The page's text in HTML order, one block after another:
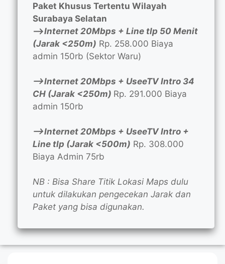
Paket Khusus Tertentu Wilayah
Surabaya Selatan
—>Internet 20Mbps + Line tlp 50 Menit
(Jarak <250m) Rp. 258.000 Biaya
admin 150rb (Sektor Waru)
—>Internet 20Mbps + UseeTV Intro 34
CH (Jarak <250m) Rp. 291.000 Biaya
admin 150rb
—>Internet 20Mbps + UseeTV Intro +
Line tlp (Jarak <500m) Rp. 308.000
Biaya Admin 75rb
NB : Bisa Share Titik Lokasi Maps dulu
untuk dilakukan pengecekan Jarak dan
Paket yang bisa digunakan.